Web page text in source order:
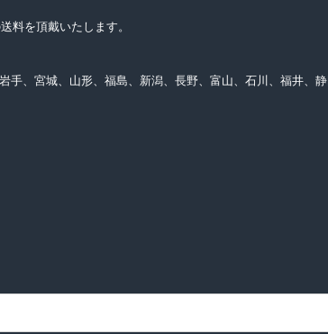
料を頂戴いたします。
、宮城、山形、福島、新潟、長野、富山、石川、福井、